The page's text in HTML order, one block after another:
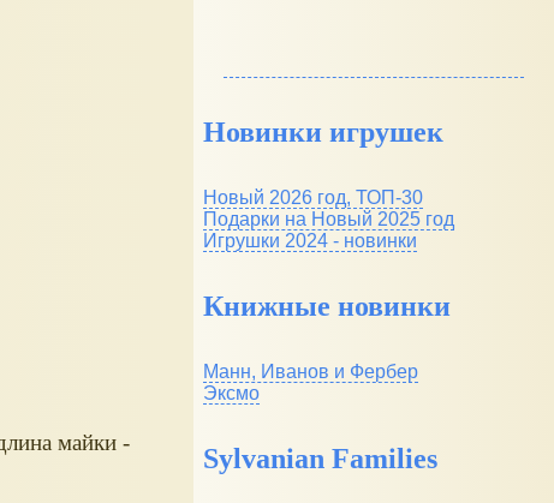
майки -
Новинки игрушек
Новый 2026 год, ТОП-30
Подарки на Новый 2025 год
Игрушки 2024 - новинки
Книжные новинки
Манн, Иванов и Фербер
Эксмо
Sylvanian Families